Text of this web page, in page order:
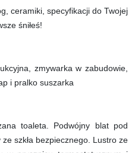
ceramiki, specyfikacji do Twojej
śniłeś!
zmywarka w zabudowie,
i pralko suszarka
toaleta. Podwójny blat pod
szkła bezpiecznego. Lustro ze